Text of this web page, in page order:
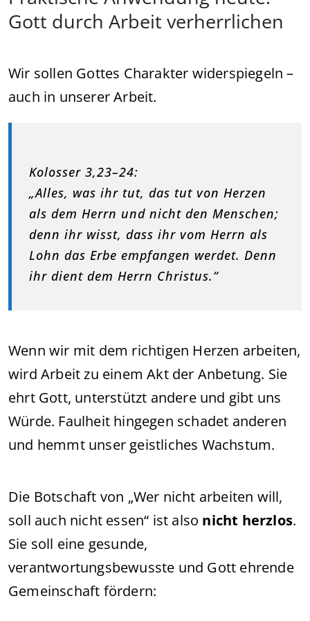
Gott durch Arbeit verherrlichen
Wir sollen Gottes Charakter widerspiegeln –
auch in unserer Arbeit.
Kolosser 3,23–24:
„Alles, was ihr tut, das tut von Herzen
als dem Herrn und nicht den Menschen;
denn ihr wisst, dass ihr vom Herrn als
Lohn das Erbe empfangen werdet. Denn
ihr dient dem Herrn Christus.“
Wenn wir mit dem richtigen Herzen arbeiten,
wird Arbeit zu einem Akt der Anbetung. Sie
ehrt Gott, unterstützt andere und gibt uns
Würde. Faulheit hingegen schadet anderen
und hemmt unser geistliches Wachstum.
Die Botschaft von „Wer nicht arbeiten will,
soll auch nicht essen“ ist also nicht herzlos.
Sie soll eine gesunde,
verantwortungsbewusste und Gott ehrende
Gemeinschaft fördern: